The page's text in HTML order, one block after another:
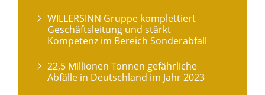
WILLERSINN Gruppe komplettiert
Geschäftsleitung und stärkt
Kompetenz im Bereich Sonderabfall
22,5 Millionen Tonnen gefährliche
Abfälle in Deutschland im Jahr 2023